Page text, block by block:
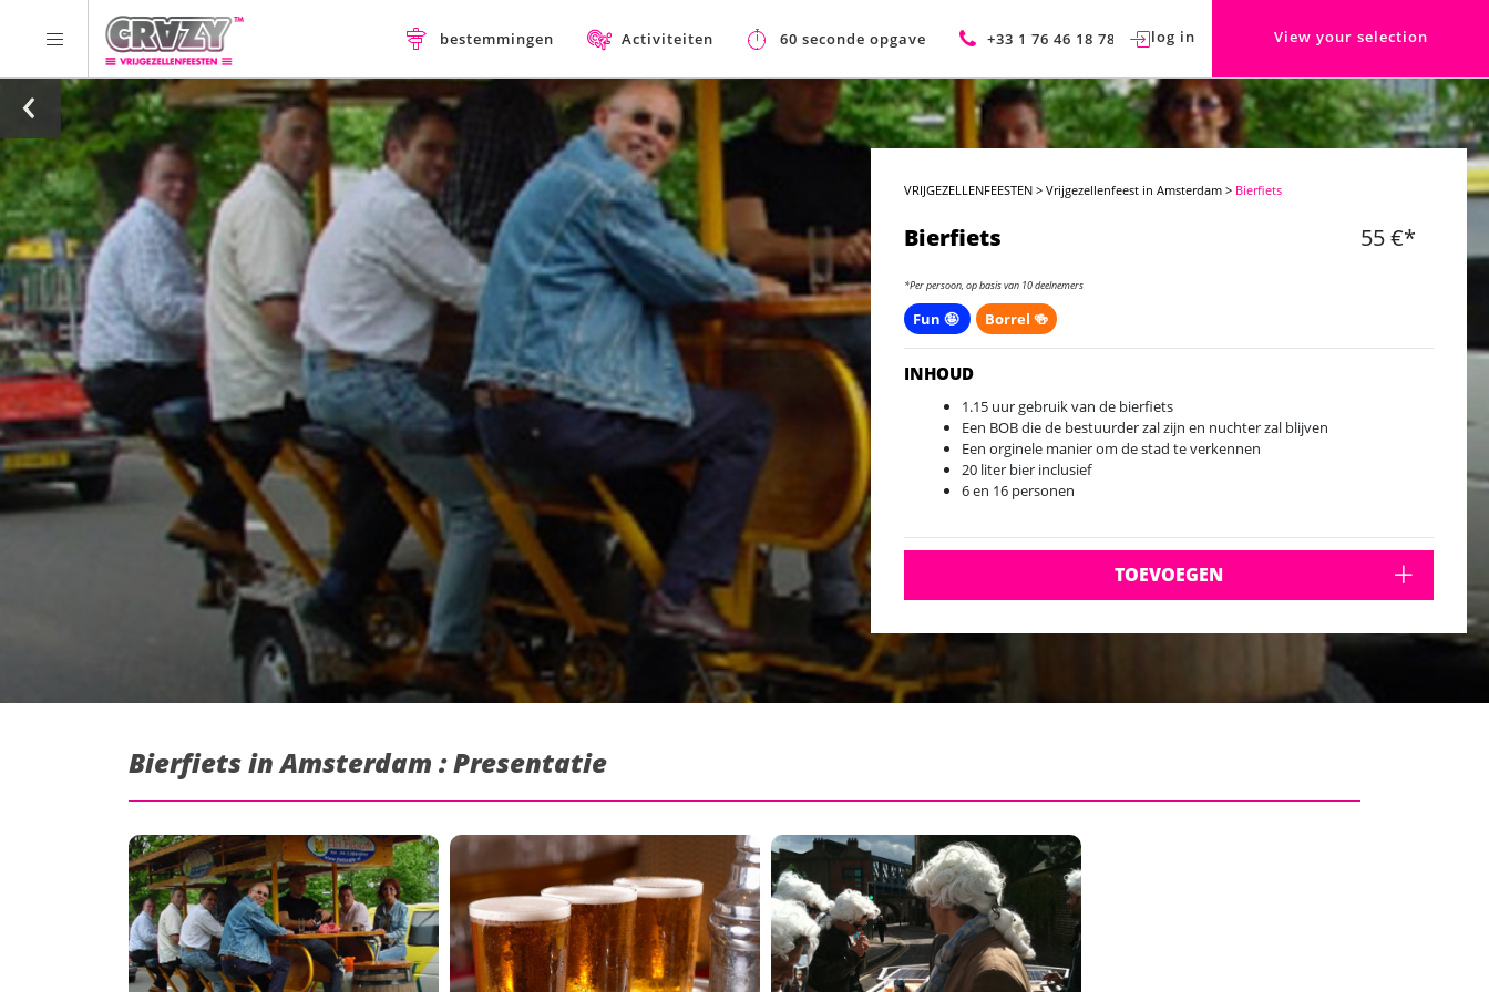
bestemmingen Activiteiten 60 seconde opgave +33 1 76 46 18 78 log in View your selection
VRIJGEZELLENFEESTEN >Vrijgezellenfeest in Amsterdam > Bierfiets
Bierfiets 55 €*
*Per persoon, op basis van 10 deelnemers
Fun 🤪 Borrel 🍻
INHOUD
1.15 uur gebruik van de bierfiets
Een BOB die de bestuurder zal zijn en nuchter zal blijven
Een orginele manier om de stad te verkennen
20 liter bier inclusief
6 en 16 personen
TOEVOEGEN
Bierfiets in Amsterdam : Presentatie